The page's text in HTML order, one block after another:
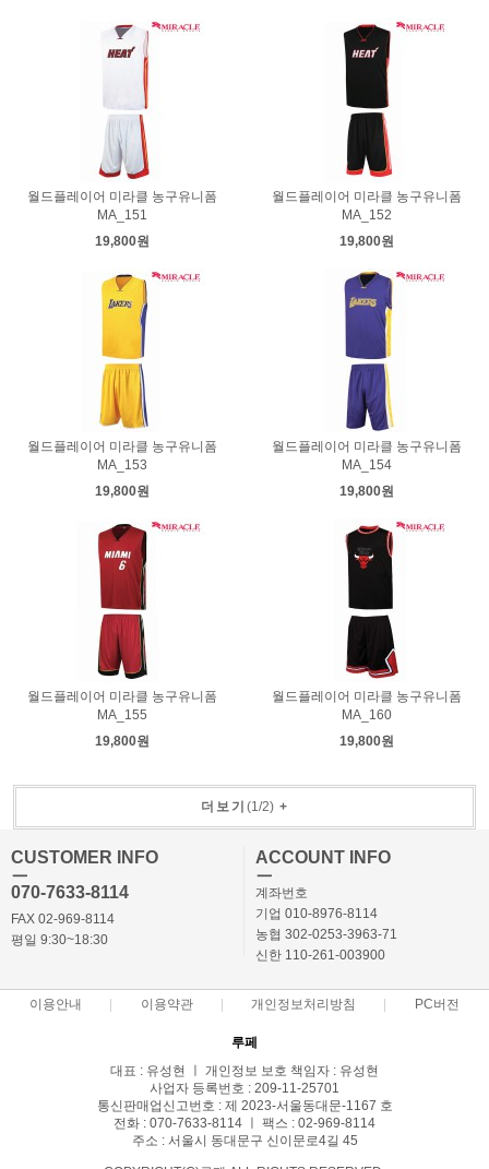
월드플레이어 미라클 농구유니폼
MA_151
19,800원
월드플레이어 미라클 농구유니폼
MA_152
19,800원
월드플레이어 미라클 농구유니폼
MA_153
19,800원
월드플레이어 미라클 농구유니폼
MA_154
19,800원
월드플레이어 미라클 농구유니폼
MA_155
19,800원
월드플레이어 미라클 농구유니폼
MA_160
19,800원
더보기 (1/2)+
CUSTOMER INFO
ㅡ
070-7633-8114
FAX 02-969-8114
평일 9:30~18:30
ACCOUNT INFO
ㅡ
계좌번호
기업 010-8976-8114
농협 302-0253-3963-71
신한 110-261-003900
이용안내 이용약관 개인정보처리방침 PC버전
루페
대표 : 유성현 ㅣ 개인정보 보호 책임자 : 유성현
사업자 등록번호 : 209-11-25701
통신판매업신고번호 : 제 2023-서울동대문-1167 호
전화 : 070-7633-8114 ㅣ 팩스 : 02-969-8114
주소 : 서울시 동대문구 신이문로4길 45